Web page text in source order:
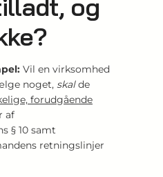
og
Vil en virksomhed
noget, skalde
forudgående
af
§ 10 samt
retningslinjer